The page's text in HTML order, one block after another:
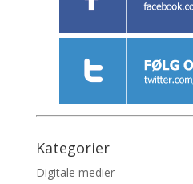
Kategorier
Digitale medier